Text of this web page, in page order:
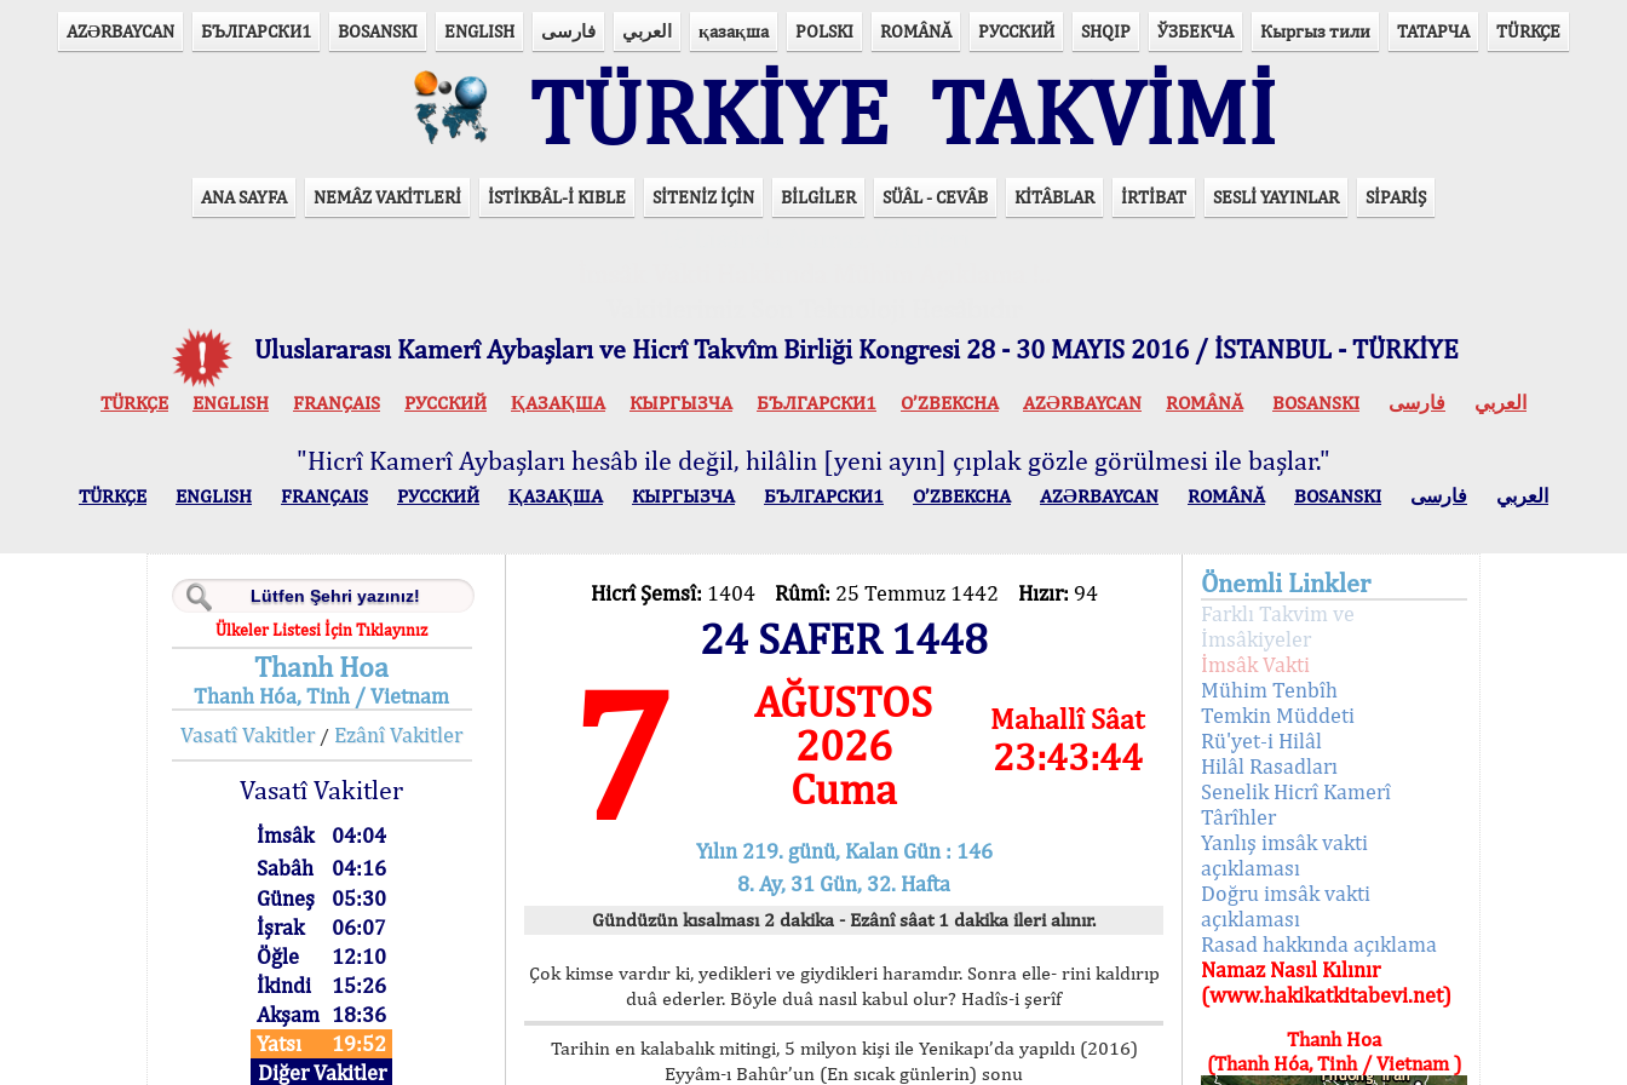
AZӘRBAYCAN БЪЛГАРСКИ1 BOSANSKI ENGLISH فارسی العربي қазақша POLSKI ROMÂNĂ РУССКИЙ SHQIP ЎЗБЕКЧА Кыргыз тили ТАТАРЧА TÜRKÇE
TÜRKİYE TAKVİMİ
ANA SAYFA NEMÂZ VAKİTLERİ İSTİKBÂL-İ KIBLE SİTENİZ İÇİN BİLGİLER SÜÂL - CEVÂB KİTÂBLAR İRTİBAT SESLİ YAYINLAR SİPARİŞ
Uluslararası Kamerî Aybaşları ve Hicrî Takvîm Birliği Kongresi 28 - 30 MAYIS 2016 / İSTANBUL - TÜRKİYE
TÜRKÇE ENGLISH FRANÇAIS РУССКИЙ ҚАЗАҚША КЫPГЫЗЧA БЪЛГАРСКИ1 O’ZBEKCHA AZӘRBAYCAN ROMÂNĂ BOSANSKI العربي فارسی
"Hicrî Kamerî Aybaşları hesâb ile değil, hilâlin [yeni ayın] çıplak gözle görülmesi ile başlar."
TÜRKÇE ENGLISH FRANÇAIS РУССКИЙ ҚАЗАҚША КЫPГЫЗЧA БЪЛГАРСКИ1 O’ZBEKCHA AZӘRBAYCAN ROMÂNĂ BOSANSKI العربي فارسی
Ülkeler Listesi İçin Tıklayınız
Thanh Hoa
Thanh Hóa, Tinh / Vietnam
Vasatî Vakitler/ Ezânî Vakitler
Vasatî Vakitler
İmsâk
04:04
Sabâh
04:16
Güneş
05:30
İşrak
06:07
Öğle
12:10
İkindi
15:26
Akşam 18:36
Yatsı
19:52
Diğer Vakitler
Hicrî Şemsî: 1404 Rûmî: 25 Temmuz 1442 Hızır: 94
24 SAFER 1448
7
AĞUSTOS
2026
Cuma
Mahallî Sâat
23:43:44
Yılın 219. günü, Kalan Gün : 146
8. Ay, 31 Gün, 32. Hafta
Gündüzün kısalması 2 dakika - Ezânî sâat 1 dakika ileri alınır.
Çok kimse vardır ki, yedikleri ve giydikleri haramdır. Sonra elle- rini kaldırıp
duâ ederler. Böyle duâ nasıl kabul olur? Hadîs-i şerîf
Tarihin en kalabalık mitingi, 5 milyon kişi ile Yenikapı’da yapıldı (2016)
Eyyâm-ı Bahûr’un (En sıcak günlerin) sonu
Önemli Linkler
Farklı Takvim ve
İmsâkiyeler
İmsâk Vakti
Mühim Tenbîh
Temkin Müddeti
Rü'yet-i Hilâl
Hilâl Rasadları
Senelik Hicrî Kamerî
Târîhler
Yanlış imsâk vakti
açıklaması
Doğru imsâk vakti
açıklaması
Rasad hakkında açıklama
Namaz Nasıl Kılınır
(www.hakikatkitabevi.net)
Thanh Hoa
(Thanh Hóa, Tinh / Vietnam )